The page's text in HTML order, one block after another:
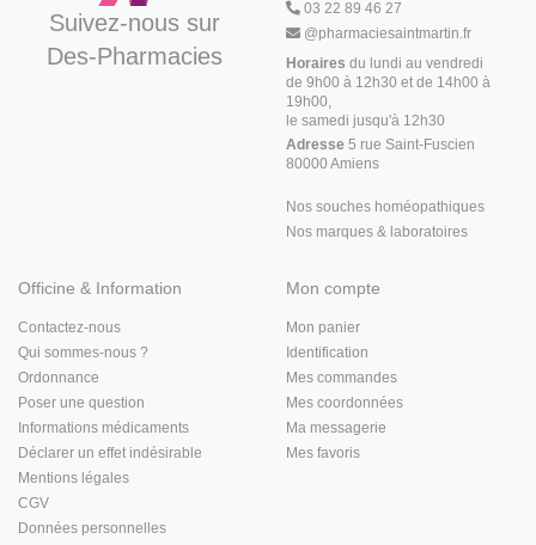
Suivez-nous sur
Des-Pharmacies
03 22 89 46 27
@pharmaciesaintmartin.fr
Horaires du lundi au vendredi
de 9h00 à 12h30 et de 14h00 à
19h00,
le samedi jusqu'à 12h30
Adresse 5 rue Saint-Fuscien
80000 Amiens
Nos souches homéopathiques
Nos marques & laboratoires
Officine & Information
Contactez-nous
Qui sommes-nous ?
Ordonnance
Poser une question
Informations médicaments
Déclarer un effet indésirable
Mentions légales
CGV
Données personnelles
Mon compte
Mon panier
Identification
Mes commandes
Mes coordonnées
Ma messagerie
Mes favoris